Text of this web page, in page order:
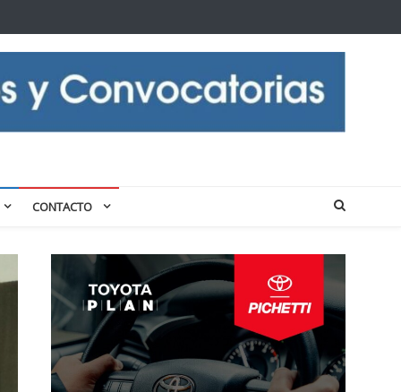
CONTACTO